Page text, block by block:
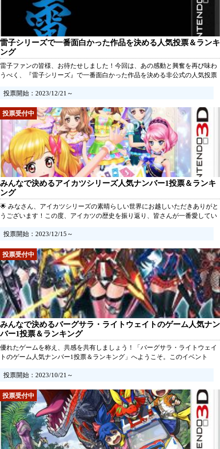
雷子シリーズで一番面白かった作品を決める人気投票＆ランキ
ング
雷子ファンの皆様、お待たせしました！今回は、あの感動と興奮を再び味わ
うべく、『雷子シリーズ』で一番面白かった作品を決める非公式の人気投票
リーズの素晴らしさを共有するイベントとなります。
投票開始：2023/12/21～
みんなで決めるアイカツシリーズ人気ナンバー1投票＆ランキ
ング
🌟 みなさん、アイカツシリーズの素晴らしい世界にお越しいただきありがと
うございます！この度、アイカツの歴史を振り返り、皆さんが一番愛してい
く、最も愛されたアイカツシリーズは一体どれでしょうか？それを決定する
れた時点で結果が発表されますので、お気軽にご参加ください。
投票開始：2023/12/15～
みんなで決めるバーグサラ・ライトウェイトのゲーム人気ナン
バー1投票＆ランキング
優れたゲームを称え、共感を共有しましょう！「バーグサラ・ライトウェイ
トのゲーム人気ナンバー1投票＆ランキング」へようこそ。このイベント
晴らしい機会です。投票期限は設けず、一定数の投票が寄せられた時点で結
ムに投票することができます。さらに、あなたの声を届けるためのコメント
欄も用意しています。おすすめポイントや投票理由を記入することで、他の
ファンと共有し、共感や新たな視点を見つけることができるでしょう。
投票開始：2023/10/21～